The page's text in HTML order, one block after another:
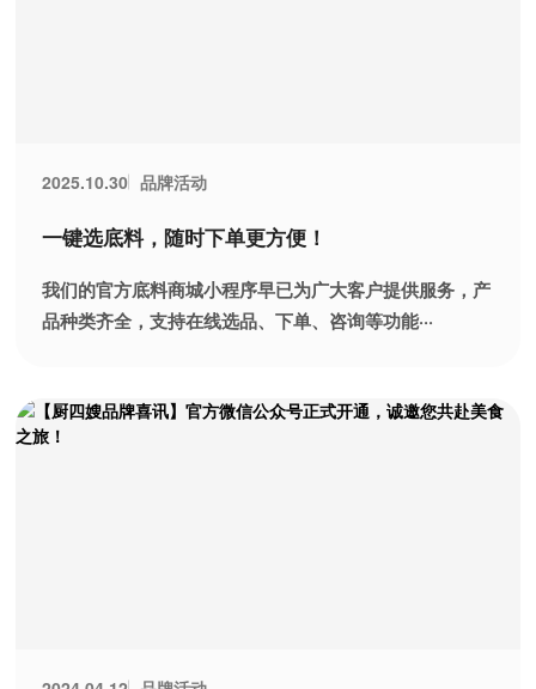
2025.10.30 品牌活动
一键选底料，随时下单更方便！
我们的官方底料商城小程序早已为广大客户提供服务，产
品种类齐全，支持在线选品、下单、咨询等功能···